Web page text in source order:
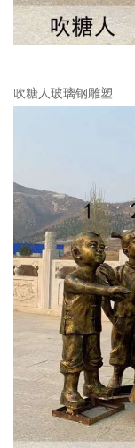
吹糖人玻璃钢雕塑